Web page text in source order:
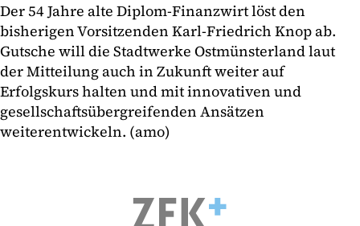
Der 54 Jahre alte Diplom-Finanzwirt löst den
bisherigen Vorsitzenden Karl-Friedrich Knop ab.
Gutsche will die Stadtwerke Ostmünsterland laut
der Mitteilung auch in Zukunft weiter auf
Erfolgskurs halten und mit innovativen und
gesellschaftsübergreifenden Ansätzen
weiterentwickeln. (amo)